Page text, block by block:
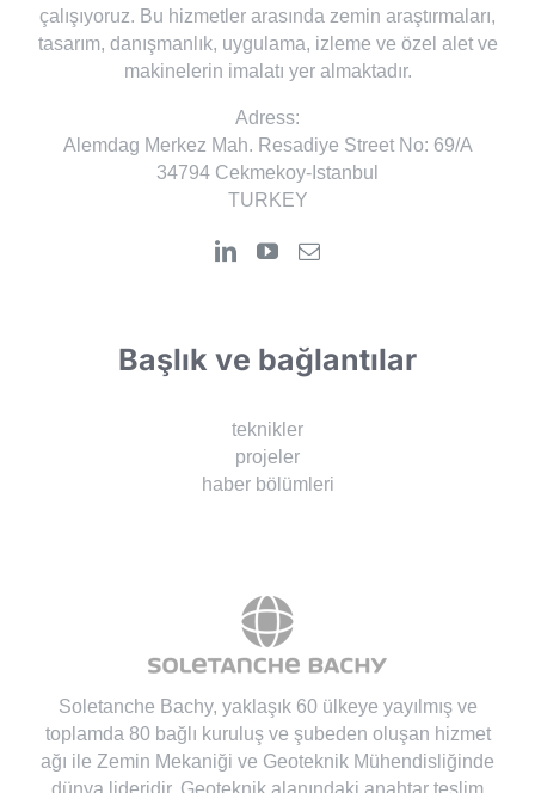
çalışıyoruz. Bu hizmetler arasında zemin araştırmaları,
tasarım, danışmanlık, uygulama, izleme ve özel alet ve
makinelerin imalatı yer almaktadır.
Adress:
Alemdag Merkez Mah. Resadiye Street No: 69/A
34794 Cekmekoy-Istanbul
TURKEY
Başlık ve bağlantılar
teknikler
projeler
haber bölümleri
Soletanche Bachy, yaklaşık 60 ülkeye yayılmış ve
toplamda 80 bağlı kuruluş ve şubeden oluşan hizmet
ağı ile Zemin Mekaniği ve Geoteknik Mühendisliğinde
dünya lideridir. Geoteknik alanındaki anahtar teslim